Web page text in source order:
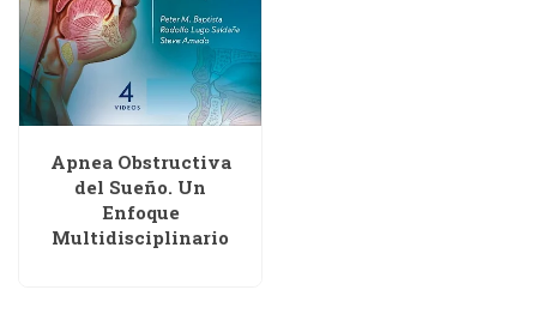
Apnea Obstructiva
del Sueño. Un
Enfoque
Multidisciplinario